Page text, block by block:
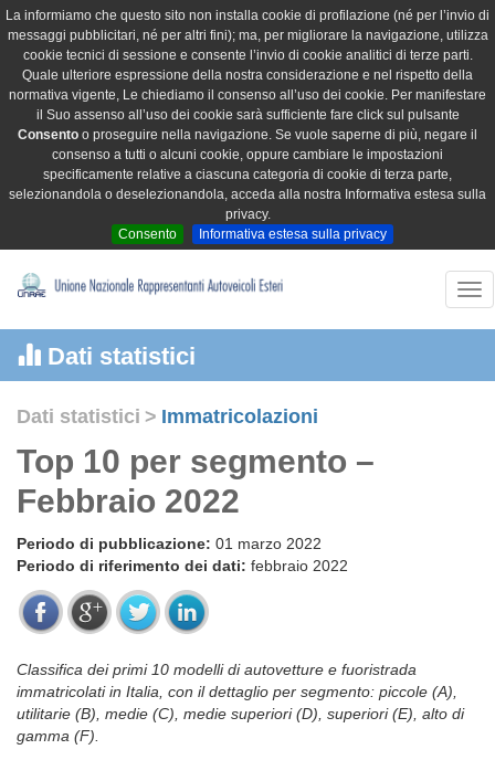
La informiamo che questo sito non installa cookie di profilazione (né per l’invio di
messaggi pubblicitari, né per altri fini); ma, per migliorare la navigazione, utilizza
cookie tecnici di sessione e consente l’invio di cookie analitici di terze parti.
Quale ulteriore espressione della nostra considerazione e nel rispetto della
normativa vigente, Le chiediamo il consenso all’uso dei cookie. Per manifestare
il Suo assenso all’uso dei cookie sarà sufficiente fare click sul pulsante
Consento o proseguire nella navigazione. Se vuole saperne di più, negare il
consenso a tutti o alcuni cookie, oppure cambiare le impostazioni
specificamente relative a ciascuna categoria di cookie di terza parte,
selezionandola o deselezionandola, acceda alla nostra Informativa estesa sulla
privacy.
Consento
Informativa estesa sulla privacy
Dati statistici
Dati statistici > Immatricolazioni
Top 10 per segmento –
Febbraio 2022
Periodo di pubblicazione: 01 marzo 2022
Periodo di riferimento dei dati: febbraio 2022
Classifica dei primi 10 modelli di autovetture e fuoristrada
immatricolati in Italia, con il dettaglio per segmento: piccole (A),
utilitarie (B), medie (C), medie superiori (D), superiori (E), alto di
gamma (F).